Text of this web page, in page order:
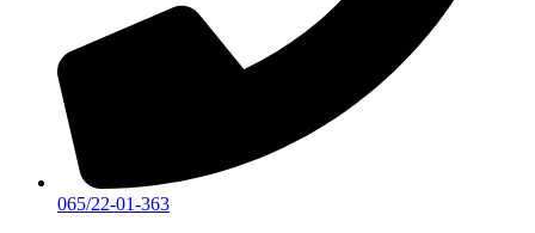
065/22-01-363